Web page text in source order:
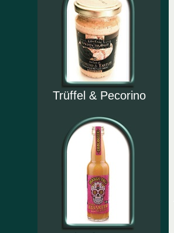
Trüffel & Pecorino